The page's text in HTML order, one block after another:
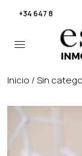
+34 647 803 355
Inicio /Sin